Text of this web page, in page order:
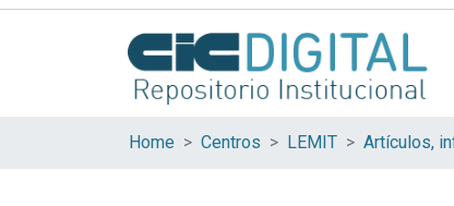
Home Centros LEMIT